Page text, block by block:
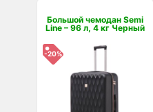
Большой чемодан Semi
Line – 96 л, 4 кг Черный
-20%